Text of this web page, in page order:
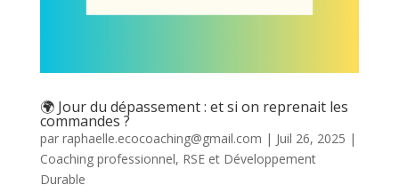
🌍 Jour du dépassement : et si on reprenait les
commandes ?
par raphaelle.ecocoaching@gmail.com | Juil 26, 2025 |
Coaching professionnel, RSE et Développement
Durable